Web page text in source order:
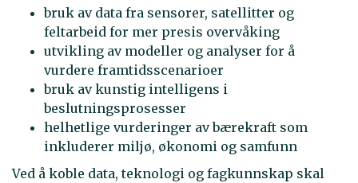
bruk av data fra sensorer, satellitter og
feltarbeid for mer presis overvåking
utvikling av modeller og analyser for å
vurdere framtidsscenarioer
bruk av kunstig intelligens i
beslutningsprosesser
helhetlige vurderinger av bærekraft som
inkluderer miljø, økonomi og samfunn
Ved å koble data, teknologi og fagkunnskap skal